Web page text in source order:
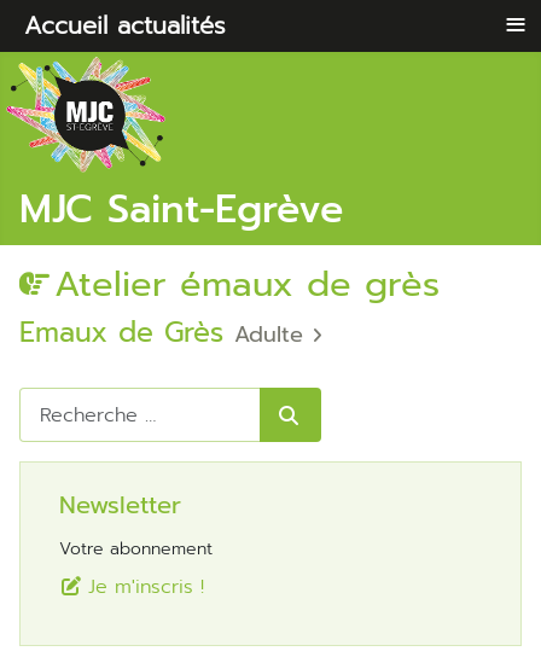
MJC Saint-Egrève
Atelier émaux de grès
Emaux de Grès Adulte
Rechercher
Newsletter
Votre abonnement
Je m'inscris !
Accueil actualités ≡